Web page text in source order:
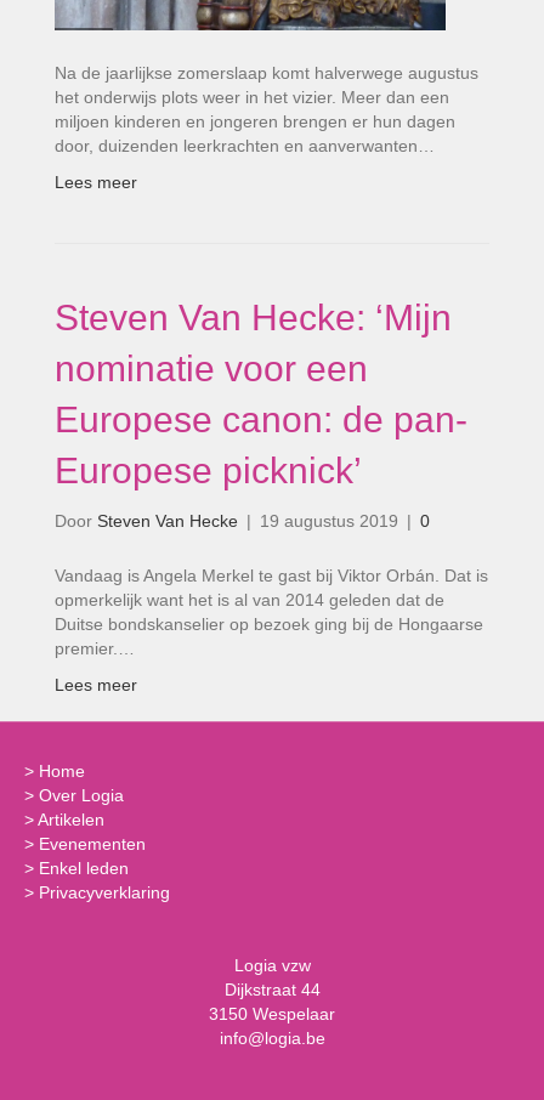
Na de jaarlijkse zomerslaap komt halverwege augustus
het onderwijs plots weer in het vizier. Meer dan een
miljoen kinderen en jongeren brengen er hun dagen
door, duizenden leerkrachten en aanverwanten…
Lees meer
Steven Van Hecke: ‘Mijn
nominatie voor een
Europese canon: de pan-
Europese picknick’
Door Steven Van Hecke | 19 augustus 2019 | 0
Vandaag is Angela Merkel te gast bij Viktor Orbán. Dat is
opmerkelijk want het is al van 2014 geleden dat de
Duitse bondskanselier op bezoek ging bij de Hongaarse
premier.…
Lees meer
> Home
> Over Logia
>Artikelen
> Evenementen
> Enkel leden
> Privacyverklaring
Logia vzw
Dijkstraat 44
3150 Wespelaar
info@logia.be